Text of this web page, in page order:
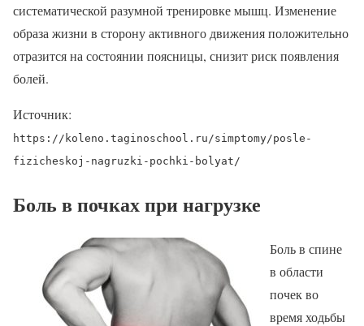
систематической разумной тренировке мышц. Изменение
образа жизни в сторону активного движения положительно
отразится на состоянии поясницы, снизит риск появления
болей.
Источник:
https://koleno.taginoschool.ru/simptomy/posle-
fizicheskoj-nagruzki-pochki-bolyat/
Боль в почках при нагрузке
Боль в спине
в области
почек во
время ходьбы